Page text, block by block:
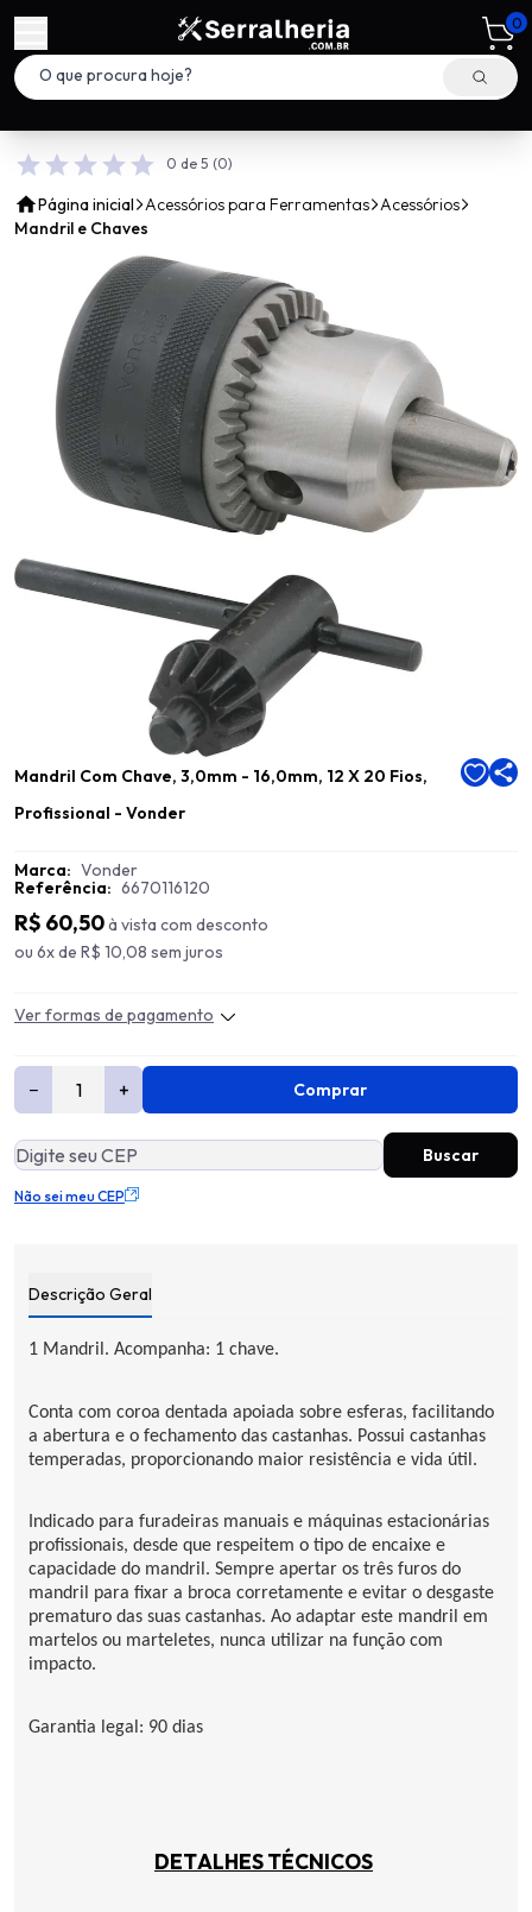
0
0 de 5 (0)
Página inicial Acessórios para Ferramentas Acessórios
Mandril e Chaves
Mandril Com Chave, 3,0mm - 16,0mm, 12 X 20 Fios,
Profissional - Vonder
Marca: Vonder
Referência: 6670116120
R$ 60,50à vista com desconto
ou 6x de R$ 10,08 sem juros
Ver formas de pagamento
− + Comprar
Não sei meu CEP
Descrição Geral
1 Mandril. Acompanha: 1 chave.
Conta com coroa dentada apoiada sobre esferas, facilitando
a abertura e o fechamento das castanhas. Possui castanhas
temperadas, proporcionando maior resistência e vida útil.
Indicado para furadeiras manuais e máquinas estacionárias
profissionais, desde que respeitem o tipo de encaixe e
capacidade do mandril. Sempre apertar os três furos do
mandril para fixar a broca corretamente e evitar o desgaste
prematuro das suas castanhas. Ao adaptar este mandril em
martelos ou marteletes, nunca utilizar na função com
impacto.
Garantia legal: 90 dias
DETALHES TÉCNICOS